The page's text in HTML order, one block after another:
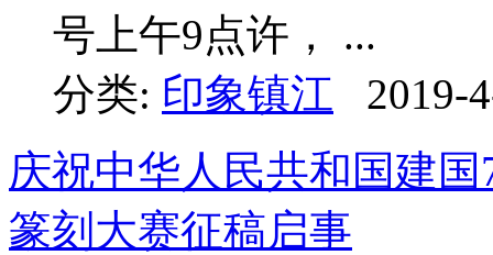
号上午9点许， ...
分类: 印象镇江
2019-
庆祝中华人民共和国建
篆刻大赛征稿启事